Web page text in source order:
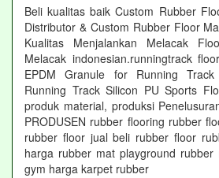
Beli kualitas baik Custom Rubber
Distributor & Custom Rubber Floor
Kualitas Menjalankan Melacak
Melacak indonesian.runningtrack
EPDM Granule for Running
Running Track Silicon PU Sports
produk material, produksi
PRODUSEN rubber flooring rubber
rubber floor jual beli rubber floor
harga rubber mat playground
gym harga karpet rubber